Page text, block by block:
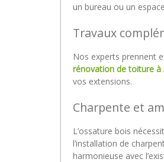
un bureau ou un
Travaux
Nos experts prennent
rénovation de toiture à
vos extensions.
Charpente et
L’ossature bois
l’installation de
harmonieuse avec